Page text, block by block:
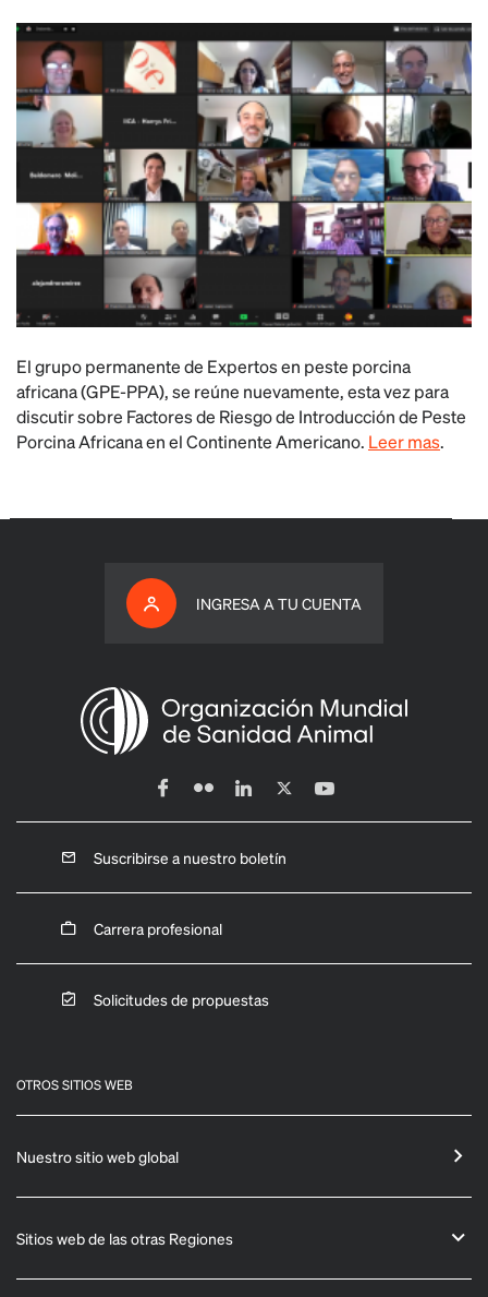
El grupo permanente de Expertos en peste porcina
africana (GPE-PPA), se reúne nuevamente, esta vez para
discutir sobre Factores de Riesgo de Introducción de Peste
Porcina Africana en el Continente Americano. Leer mas.
INGRESA A TU CUENTA
Suscribirse a nuestro boletín
Carrera profesional
Solicitudes de propuestas
OTROS SITIOS WEB
Nuestro sitio web global
Sitios web de las otras Regiones